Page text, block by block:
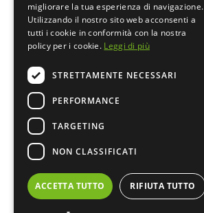
migliorare la tua esperienza di navigazione.
Utilizzando il nostro sito web acconsenti a
tutti i cookie in conformità con la nostra
policy per i cookie. Leggi di più
STRETTAMENTE NECESSARI
PERFORMANCE
TARGETING
NON CLASSIFICATI
ACCETTA TUTTO RIFIUTA TUTTO